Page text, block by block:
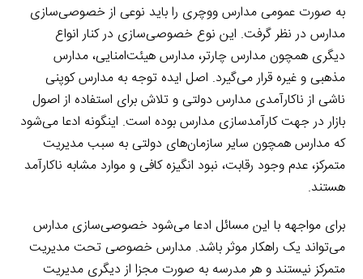
به صورت عمومی مدارس ووچری را باید نوعی از خصوصی‌سازی
مدارس در نظر گرفت. این نوع خصوصی‌سازی در کنار انواع
دیگری همچون مدارس چارتر، مدارس هیئت‌امنایی، مدارس
مذهبی و غیره قرار می‌گیرد. اصل ایده توجه به مدارس کوپنی
ناشی از ناکارآمدی مدارس دولتی و تلاش برای استفاده از اصول
بازار در جهت کارآمدسازی مدارس بوده است. اینگونه ادعا می‌شود
که مدارس همچون سایر سازمان‌های دولتی به سبب مدیریت
متمرکز، عدم وجود رقابت، نبود انگیزه کافی و موارد مشابه ناکارآمد
هستند.
برای مواجهه با این مسائل ادعا می‌شود خصوصی‌سازی مدارس
می‌تواند یک راهکار موثر باشد. مدارس خصوصی تحت مدیریت
متمرکز نیستند و هر مدرسه به صورت مجزا از دیگری مدیریت